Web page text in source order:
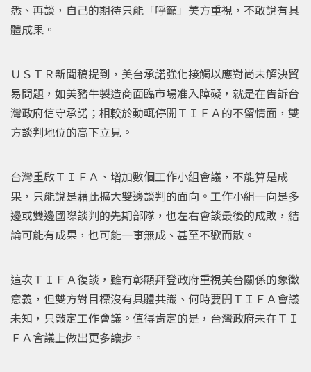
悉、再談，自己的期待只能「呼籲」美方重視，不敢說有具
體成果。
ＵＳＴＲ新聞稿提到，美台承諾強化接觸以應對尚未解決貿
易問題，如美豬牛製造商面臨市場准入障礙，就是在告訴台
灣政府信守承諾；相較於動輒停開ＴＩＦＡ的不留情面，雙
方談判地位的高下立見。
台灣重啟ＴＩＦＡ、增加數個工作小組會議，不能算是成
果，只能說是藉此擴大雙邊談判的面向。工作小組一向是多
邊或雙邊國際談判的先期部隊，也左右會談最後的成敗，結
論可能有成果，也可能一事無成、甚至不歡而散。
這次ＴＩＦＡ復談，雖有彰顯拜登政府重視美台關係的象徵
意義，但雙方對目標沒有具體共識、何時要開ＴＩＦＡ會議
未知，只敲定工作會議。值得肯定的是，台灣政府未在ＴＩ
ＦＡ會議上做出更多讓步。